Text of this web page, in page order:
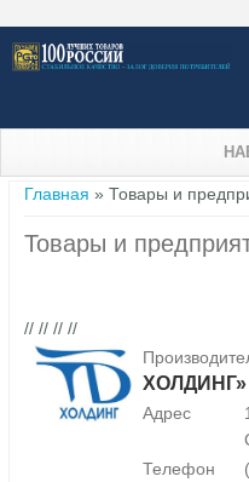
Вы здесь
Главная » Товары и
Товары и
// // // //
ХОЛДИНГ»
Адрес
Телефон